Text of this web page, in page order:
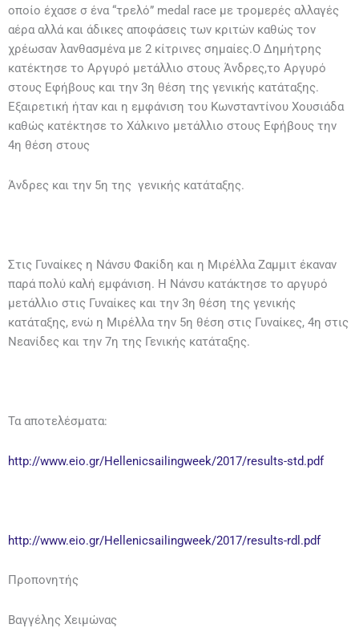
οποίο έχασε σ ένα “τρελό” medal race με τρομερές αλλαγές
αέρα αλλά και άδικες αποφάσεις των κριτών καθώς τον
χρέωσαν λανθασμένα με 2 κίτρινες σημαίες.Ο Δημήτρης
κατέκτησε το Αργυρό μετάλλιο στους Άνδρες,το Αργυρό
στους Εφήβους και την 3η θέση της γενικής κατάταξης.
Εξαιρετική ήταν και η εμφάνιση του Κωνσταντίνου Χουσιάδα
καθώς κατέκτησε το Χάλκινο μετάλλιο στους Εφήβους την
4η θέση στους
Άνδρες και την 5η της γενικής κατάταξης.
Στις Γυναίκες η Νάνσυ Φακίδη και η Μιρέλλα Ζαμμιτ έκαναν
παρά πολύ καλή εμφάνιση. Η Νάνσυ κατάκτησε το αργυρό
μετάλλιο στις Γυναίκες και την 3η θέση της γενικής
κατάταξης, ενώ η Μιρέλλα την 5η θέση στις Γυναίκες, 4η στις
Νεανίδες και την 7η της Γενικής κατάταξης.
Τα αποτελέσματα:
http://www.eio.gr/Hellenicsailingweek/2017/results-std.pdf
http://www.eio.gr/Hellenicsailingweek/2017/results-rdl.pdf
Προπονητής
Βαγγέλης Χειμώνας